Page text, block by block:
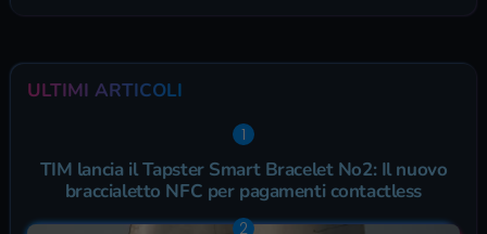
ULTIMI ARTICOLI
TIM lancia il Tapster Smart Bracelet No2: Il nuovo
braccialetto NFC per pagamenti contactless